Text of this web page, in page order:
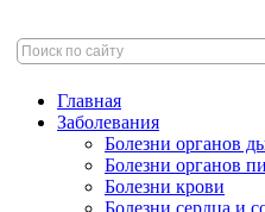
Главная
Заболевания
Болезни органов
Болезни органов
Болезни крови
Болезни сердца и